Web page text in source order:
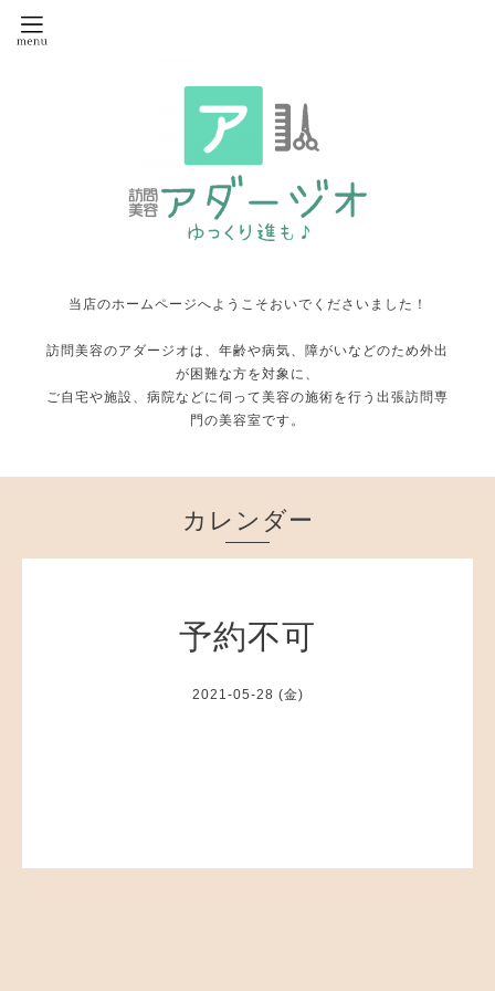
当店のホームページへようこそおいでくださいました！
訪問美容のアダージオは、年齢や病気、障がいなどのため外出
が困難な方を対象に、
ご自宅や施設、病院などに伺って美容の施術を行う出張訪問専
門の美容室です。
カレンダー
予約不可
2021-05-28 (金)